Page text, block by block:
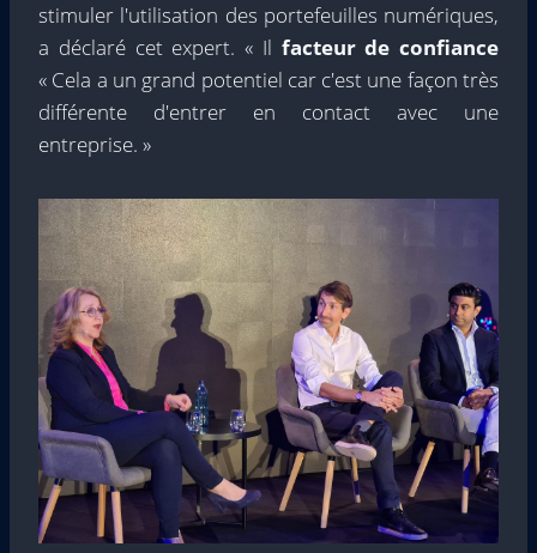
stimuler l'utilisation des portefeuilles numériques,
a déclaré cet expert. « Il facteur de confiance
« Cela a un grand potentiel car c'est une façon très
différente d'entrer en contact avec une
entreprise. »